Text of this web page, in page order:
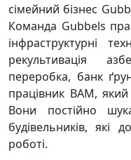
сімейний бізнес
Команда Gubbels
інфраструктурні
рекультивація
переробка, банк
працівник BAM,
Вони постійно
будівельників, які
роботі.